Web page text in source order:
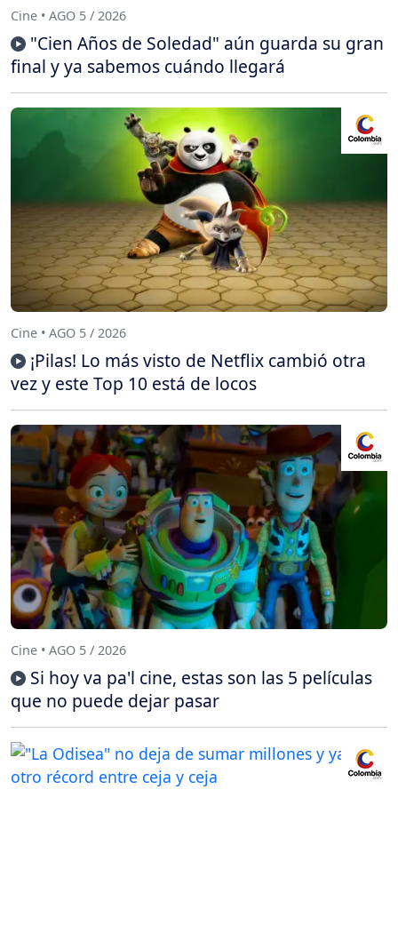
Cine • AGO 5 / 2026
"Cien Años de Soledad" aún guarda su gran
final y ya sabemos cuándo llegará
Cine • AGO 5 / 2026
¡Pilas! Lo más visto de Netflix cambió otra
vez y este Top 10 está de locos
Cine • AGO 5 / 2026
Si hoy va pa'l cine, estas son las 5 películas
que no puede dejar pasar